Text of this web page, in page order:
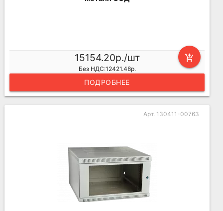
add_shopping_cart
15154.20р./шт
Без НДС:12421.48р.
ПОДРОБНЕЕ
Арт. 130411-00763